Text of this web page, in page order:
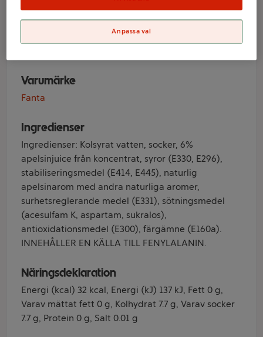
Läsk Orange 50cl
Fanta
Varumärke
Fanta
Ingredienser
Ingredienser: Kolsyrat vatten, socker, 6%
apelsinjuice från koncentrat, syror (E330, E296),
stabiliseringsmedel (E414, E445), naturlig
apelsinarom med andra naturliga aromer,
surhetsreglerande medel (E331), sötningsmedel
(acesulfam K, aspartam, sukralos),
antioxidationsmedel (E300), färgämne (E160a).
INNEHÅLLER EN KÄLLA TILL FENYLALANIN.
Näringsdeklaration
Energi (kcal) 32 kcal, Energi (kJ) 137 kJ, Fett 0 g,
Varav mättat fett 0 g, Kolhydrat 7.7 g, Varav socker
7.7 g, Protein 0 g, Salt 0.01 g
Anpassa val